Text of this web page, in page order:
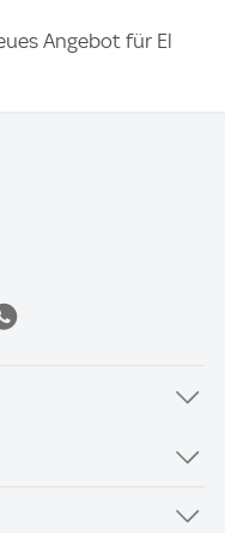
Angebot für El